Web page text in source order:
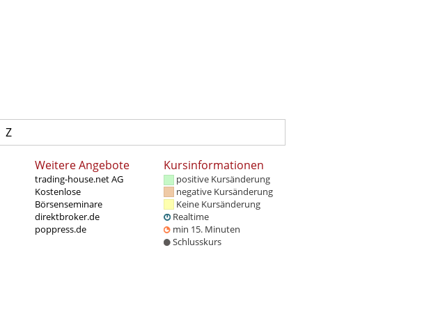
Z
Weitere Angebote
trading-house.net AG
Kostenlose
Börsenseminare
direktbroker.de
poppress.de
Kursinformationen
positive Kursänderung
negative Kursänderung
Keine Kursänderung
Realtime
min 15. Minuten
Schlusskurs